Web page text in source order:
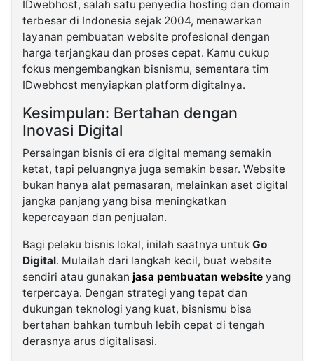
IDwebhost, salah satu penyedia hosting dan domain
terbesar di Indonesia sejak 2004, menawarkan
layanan pembuatan website profesional dengan
harga terjangkau dan proses cepat. Kamu cukup
fokus mengembangkan bisnismu, sementara tim
IDwebhost menyiapkan platform digitalnya.
Kesimpulan: Bertahan dengan
Inovasi Digital
Persaingan bisnis di era digital memang semakin
ketat, tapi peluangnya juga semakin besar. Website
bukan hanya alat pemasaran, melainkan aset digital
jangka panjang yang bisa meningkatkan
kepercayaan dan penjualan.
Bagi pelaku bisnis lokal, inilah saatnya untuk Go
Digital. Mulailah dari langkah kecil, buat website
sendiri atau gunakan jasa pembuatan website yang
terpercaya. Dengan strategi yang tepat dan
dukungan teknologi yang kuat, bisnismu bisa
bertahan bahkan tumbuh lebih cepat di tengah
derasnya arus digitalisasi.